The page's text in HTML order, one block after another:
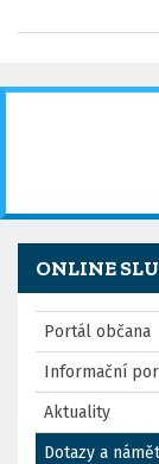
ONLINE
Portál občana
Informační
Aktuality
Dotazy a